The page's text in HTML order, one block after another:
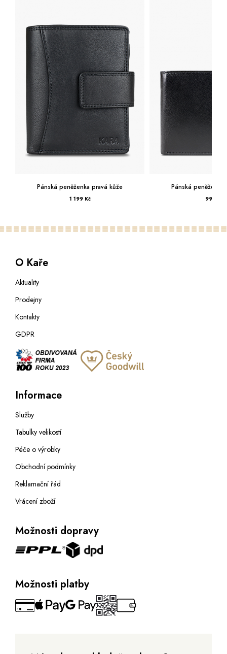
Pánská peněženka pravá kůže
1 199 Kč
Pánská peněženka
999 Kč
O Kaře
Aktuality
Prodejny
Kontakty
GDPR
Informace
Služby
Tabulky velikostí
Péče o výrobky
Obchodní podmínky
Reklamační řád
Vrácení zboží
Možnosti dopravy
Možnosti platby